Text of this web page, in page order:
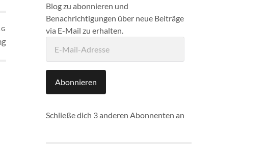
Blog zu abonnieren und
Benachrichtigungen über neue Beiträge
via E-Mail zu erhalten.
Mail-
Abonnieren
Schließe dich 3 anderen Abonnenten an